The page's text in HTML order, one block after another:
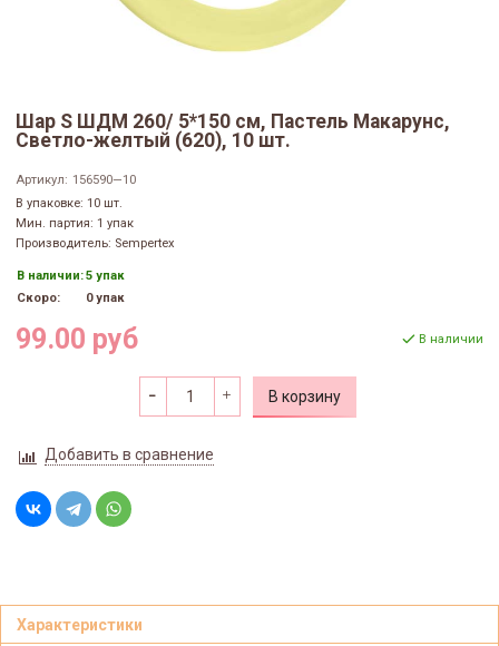
Шар S ШДМ 260/ 5*150 см, Пастель Макарунс,
Светло-желтый (620), 10 шт.
Артикул: 156590—10
В упаковке: 10 шт.
Мин. партия: 1 упак
Производитель: Sempertex
В наличии:5 упак
Скоро:
0 упак
99.00 руб В наличии
В корзину
Добавить в сравнение
Характеристики